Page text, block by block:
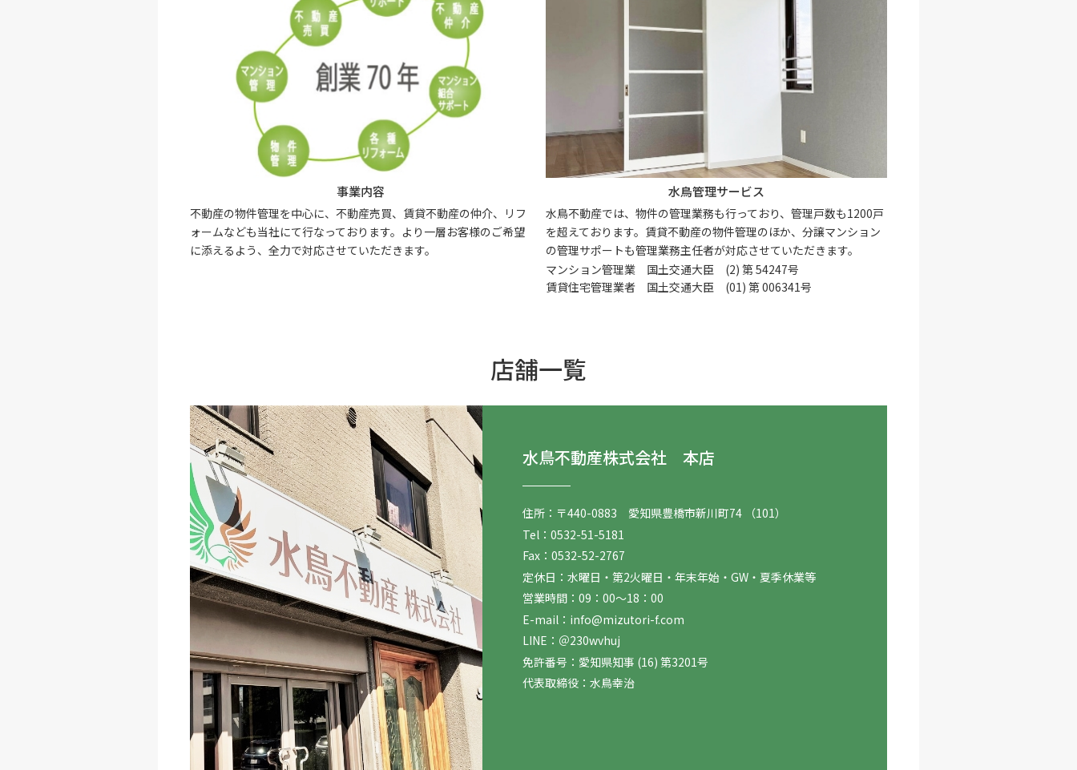
事業内容
不動産の物件管理を中心に、不動産売買、賃貸不動産の仲介、リフ
ォームなども当社にて行なっております。より一層お客様のご希望
に添えるよう、全力で対応させていただきます。
水鳥管理サービス
水鳥不動産では、物件の管理業務も行っており、管理戸数も1200戸
を超えております。賃貸不動産の物件管理のほか、分譲マンション
の管理サポートも管理業務主任者が対応させていただきます。
マンション管理業 国土交通大臣 (2) 第 54247号
賃貸住宅管理業者 国土交通大臣 (01) 第 006341号
店舗一覧
水鳥不動産株式会社 本店
住所： 〒440-0883 愛知県豊橋市新川町74 （101）
Tel： 0532-51-5181
Fax： 0532-52-2767
定休日： 水曜日・第2火曜日・年末年始・GW・夏季休業等
営業時間： 09：00～18：00
E-mail： info@mizutori-f.com
LINE： ＠230wvhuj
免許番号： 愛知県知事 (16) 第3201号
代表取締役： 水鳥幸治